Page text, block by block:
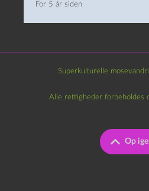
For 5 år siden
Superkulturelle
Op
Alle rettigheder forbeholdes